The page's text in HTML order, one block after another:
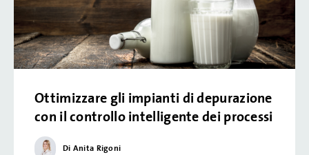
Ottimizzare gli impianti di depurazione
con il controllo intelligente dei processi
Di Anita Rigoni